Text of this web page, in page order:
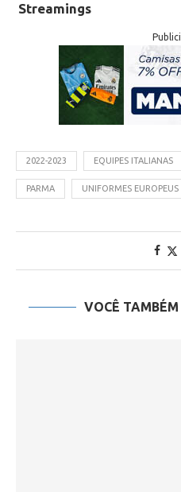
Streamings
2022-2023 EQUIPES ITALIANAS
PARMA UNIFORMES EUROPEUS
VOCÊ